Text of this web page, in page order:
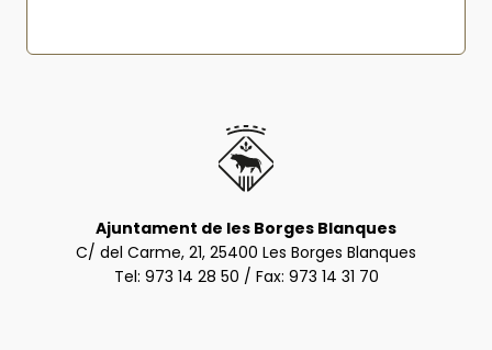
Ajuntament de les Borges Blanques
C/ del Carme, 21, 25400 Les Borges Blanques
Tel: 973 14 28 50 / Fax: 973 14 31 70